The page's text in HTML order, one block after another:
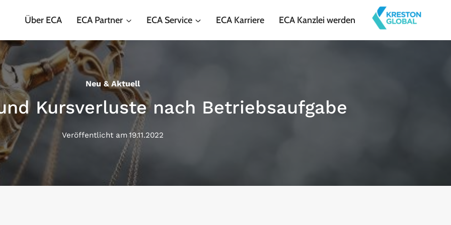
Über ECA ECA Partner ECA Service ECA Karriere ECA Kanzlei werden
Neu & Aktuell
Kursverluste nach Betriebsaufgabe
Veröffentlicht am19.11.2022